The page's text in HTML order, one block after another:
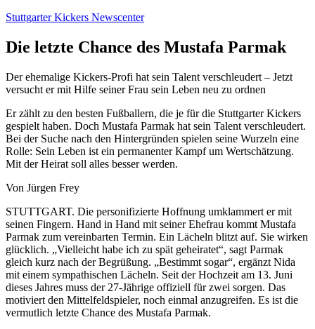
Zum
springen
Stuttgarter Kickers Newscenter
Die letzte Chance des Mustafa Parmak
Der ehemalige Kickers-Profi hat sein Talent verschleudert – Jetzt
versucht er mit Hilfe seiner Frau sein Leben neu zu ordnen
Er zählt zu den besten Fußballern, die je für die Stuttgarter Kickers
gespielt haben. Doch Mustafa Parmak hat sein Talent verschleudert.
Bei der Suche nach den Hintergründen spielen seine Wurzeln eine
Rolle: Sein Leben ist ein permanenter Kampf um Wertschätzung.
Mit der Heirat soll alles besser werden.
Von Jürgen Frey
STUTTGART. Die personifizierte Hoffnung umklammert er mit
seinen Fingern. Hand in Hand mit seiner Ehefrau kommt Mustafa
Parmak zum vereinbarten Termin. Ein Lächeln blitzt auf. Sie wirken
glücklich. „Vielleicht habe ich zu spät geheiratet“, sagt Parmak
gleich kurz nach der Begrüßung. „Bestimmt sogar“, ergänzt Nida
mit einem sympathischen Lächeln. Seit der Hochzeit am 13. Juni
dieses Jahres muss der 27-Jährige offiziell für zwei sorgen. Das
motiviert den Mittelfeldspieler, noch einmal anzugreifen. Es ist die
vermutlich letzte Chance des Mustafa Parmak.